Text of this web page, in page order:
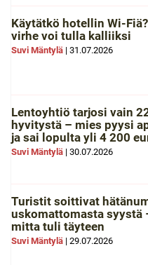
Käytätkö hotellin Wi-
virhe voi tulla kalliiksi
Suvi Mäntylä | 31.07.2026
Lentoyhtiö tarjosi vain
hyvitystä – mies pyysi
ja sai lopulta yli 4 200
Suvi Mäntylä | 30.07.2026
Turistit soittivat
uskomattomasta syystä
mitta tuli täyteen
Suvi Mäntylä | 29.07.2026